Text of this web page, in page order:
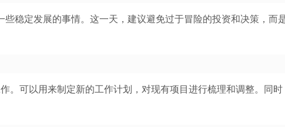
稳定发展的事情。这一天，建议避免过于冒险的投资和决策，而
。可以用来制定新的工作计划，对现有项目进行梳理和调整。同时